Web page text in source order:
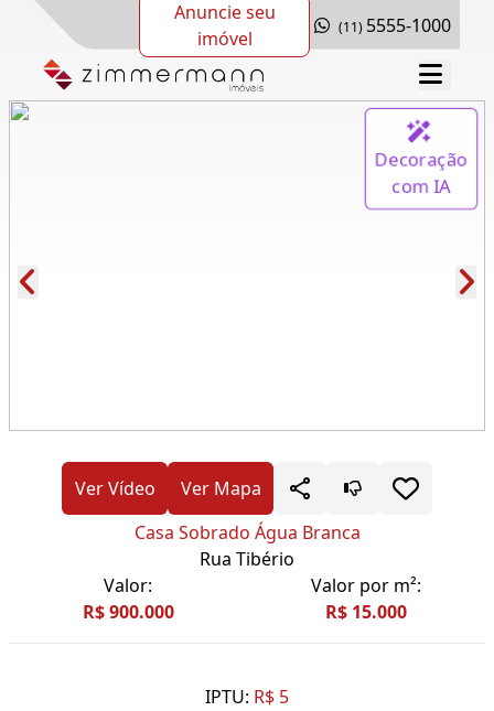
Anuncie seu
imóvel
(11) 5555-1000
Decoração
com IA
Ver Vídeo
Ver Mapa
Casa Sobrado Água Branca
Rua Tibério
Valor:
R$ 900.000
Valor por m²:
R$ 15.000
IPTU: R$ 5